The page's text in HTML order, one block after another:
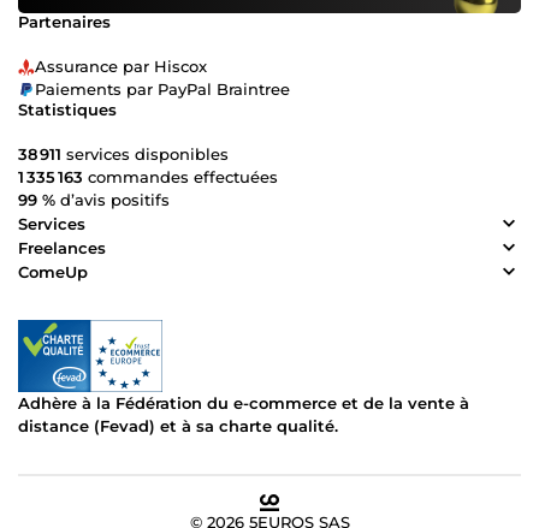
Partenaires
Assurance par Hiscox
Paiements par PayPal Braintree
Statistiques
38 911 services disponibles
1 335 163 commandes effectuées
99 % d’avis positifs
Services
Freelances
ComeUp
Adhère à la Fédération du e-commerce et de la vente à
distance (Fevad) et à sa charte qualité.
© 2026 5EUROS SAS